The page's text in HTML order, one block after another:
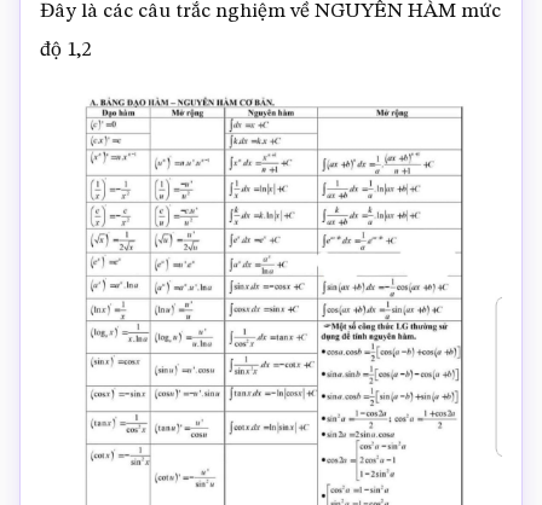
Đây là các câu trắc nghiệm về NGUYÊN HÀM mức
độ 1,2